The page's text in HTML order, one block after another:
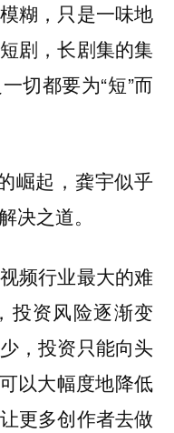
糊，只是一味地
剧，长剧集的集
切都要为“短”而
崛起，龚宇似乎
决之道。
频行业最大的难
投资风险逐渐变
，投资只能向头
以大幅度地降低
更多创作者去做